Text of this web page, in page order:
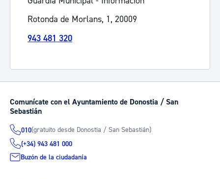
Rotonda de Morlans, 1, 20009
943 481 320
Comunícate con el Ayuntamiento de Donostia / San
Sebastián
010(gratuito desde Donostia / San Sebastián)
(+34) 943 481 000
Buzón de la ciudadanía